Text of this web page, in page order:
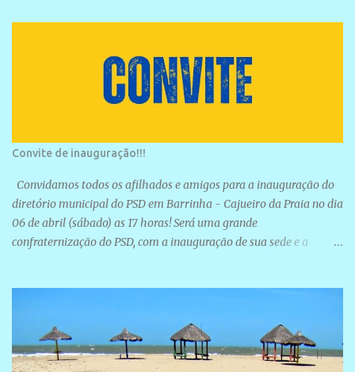
Convite de inauguração!!!
Convidamos todos os afilhados e amigos para a inauguração do
diretório municipal do PSD em Barrinha - Cajueiro da Praia no dia
06 de abril (sábado) as 17 horas! Será uma grande
confraternização do PSD, com a inauguração de sua sede e a